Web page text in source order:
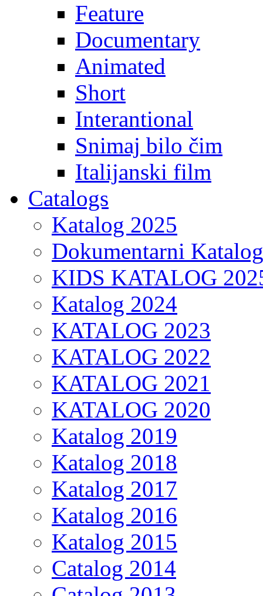
Feature
Documentary
Animated
Short
Interantional
Snimaj bilo čim
Italijanski film
Catalogs
Katalog 2025
Dokumentarni Katalog
KIDS KATALOG
Katalog 2024
KATALOG 2023
KATALOG 2022
KATALOG 2021
KATALOG 2020
Katalog 2019
Katalog 2018
Katalog 2017
Katalog 2016
Katalog 2015
Catalog 2014